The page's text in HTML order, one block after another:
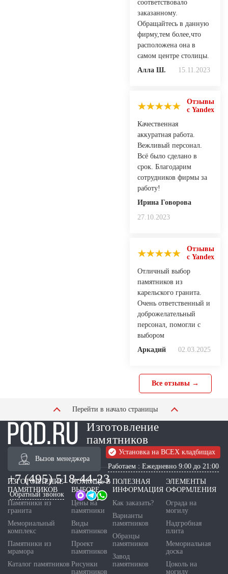
соответствовало
заказанному.
Обращайтесь в данную
фирму,тем более,что
расположена она в
самом центре столицы.
Алла Ш.
15.11.2023
Отзывы
с Yandex
Качественная
аккуратная работа.
Вежливый персонал.
Всё было сделано в
срок. Благодарим
сотрудников фирмы за
работу!
Ирина Говорова
27.10.2023
Отзывы
с Yandex
Отличный выбор
памятников из
карельского гранита.
Очень ответственный и
доброжелательный
персонал, помогли с
выбором
Аркадий
02.03.2025
Все отзывы →
Перейти в начало страницы
Изготовление
памятников
Вызов менеджера
Установка на ВСЕХ кладбищах
Работаем : Ежедневно 9:00 до 21:00
+7 (495) 518-44-23
Обратный звонок
ИЗГОТОВЛЕНИЕ
ПАМЯТНИКОВ
Памятники из
гранита
Мемориальный
комплекс
Памятники из
мрамора
Каталог памятников
ПОМОЩЬ В
ВЫБОРЕ
Цены на
памятники
Виды
памятников
Проект
памятников
Рисунки
памятников
ПОЛЕЗНАЯ
ИНФОРМАЦИЯ
Как заказать?
Варианты
памятников
Образцы
памятников
Завод
памятников
ЭЛЕМЕНТЫ
ОФОРМЛЕНИЯ
Ограда на
могилу
Надгробная
плита
Мемориальная
доска
Цоколь на
могилу